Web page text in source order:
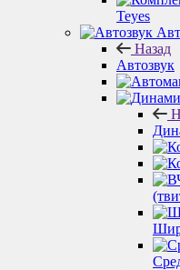
Teyes
Назад
Автозвук